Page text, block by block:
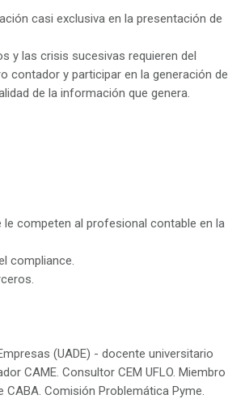
casi exclusiva en la presentación de
y las crisis sucesivas requieren del
contador y participar en la generación de
de la información que genera.
competen al profesional contable en la
compliance.
(UADE) - docente universitario
CAME. Consultor CEM UFLO. Miembro
Comisión Problemática Pyme.